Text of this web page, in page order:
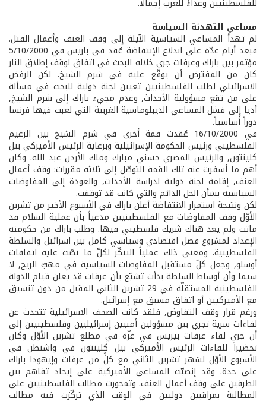
مساعي التهدئة السياسة
لم تهدأ المساعي السياسية الآيلة إلى وقف العنف وأعمال القتل.
فبعد أيام عدّة على اندلاع الإنتفاضة عُقد في باريس في 5/10/2000
مؤتمر بين باراك وعرفات جرى خلاله البحث في اتفاق لوقف إطلاق النار
كان من المفترض أن يوقّع عليه في شرم الشيخ. لكن الرفض
الاسرائيلي لطلب الفلسطينيين تعيين لجنة دولية للبحث في مسألة
على من تقع مسؤولية الأحداث, وعدم مجيء باراك إلى شرم الشيخ,
أديا إلى فشل المساعي الديبلوماسية الغربية التي لعبت فيها فرنسا
دوراً أساسياً.
في 16/10/2000 عُقدت قمة أخرى في شرم الشيخ بين الزعيم
الفلسطيني ورئيس الحكومة الإسرائيلية وبرعاية الرئيس الأميركي بيل
كلينتون, والرئيس المصري حسني مبارك وملك الأردن عبد الله. وكان
أهم ما أسفرت عنه تلك القمة التوصّل إلى ثلاثة مقررات: وقف أعمال
العنف, إقامة لجنة دولية لدراسة الأحداث, والعودة إلى المفاوضات
السياسية بشأن الحل الدائم والتي كانت قد توقفت.
لكن ونتيجة استمرار الانتفاضة أعلن باراك في الأسبوع الأخير من تشرين
الأوّل وقف المفاوضات مع الفلسطينيين مدعياً بأن عملية السلام قد
ماتت ولم يعد هناك شريك فلسطيني فيها. وطلب باراك من حكومته
الإعداد لمشروع فصل اقتصادي وسياسي كامل بين اسرائيل والسلطة
الفلسطينية. ومعنى ذلك عملياً التنكّر لكلّ ما نصّت عليه اتفاقات
أوسلو, وجعل كلّ مستقبل المفاوضات السياسية في مهبّ الريح, لا
سيما وأن أوساط السلطة بدأت تشيّع بأن عرفات قد يعلن قيام الدولة
الفلسطينية المستقلّة في 29 تشرين الثاني المقبل من دون تنسيق
مع الأميركيين أو اتفاق مسبق مع إسرائيل.
ورغم قرار وقف التفاوض, فلقد كانت الصحف الاسرائيلية تتحدث عن
لقاءات سرية تجري بين مسؤولين أمنيين إسرائيليين وفلسطينيين إلى
أن جرى لقاء عرفات بيريس في غزّة في مطلع تشرين الأوّل وكان
تحضيراً للقاءات الرئيس الأميركي بيل كلينتون في واشنطن في
الأسبوع الأوّل لشهر تشرين الثاني مع كلٍّ من عرفات وإيهودا باراك
على حدة. وقد إنصبّت المساعي الأميركية على إيجاد تفاهم بين
الطرفين على وقف أعمال العنف. وتمحورت مطالب الفلسطينيين على
المطالبة بمراقبين دوليين في الوقت الذي تركّزت فيه مطالب